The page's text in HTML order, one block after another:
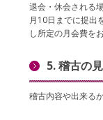
退会・休会される
月10日までに提出
し所定の月会費を
5. 稽古の
稽古内容や出来る